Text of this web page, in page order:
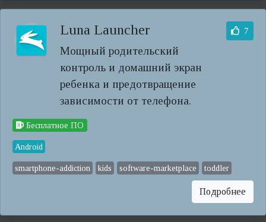
Luna Launcher
Мощный родительский
контроль и домашний экран
ребенка и предотвращение
зависимости от телефона.
7
Бесплатное ПО
Android
smartphone-addiction kids software-marketplace toddler
Подробнее